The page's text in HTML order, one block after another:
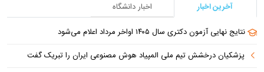
آخرین اخبار
اخبار دانشگاه
نتایج نهایی آزمون دکتری سال ۱۴۰۵ اواخر مرداد اعلام می‌شود
پزشکیان درخشش تیم ملی المپیاد هوش مصنوعی ایران را تبریک گفت